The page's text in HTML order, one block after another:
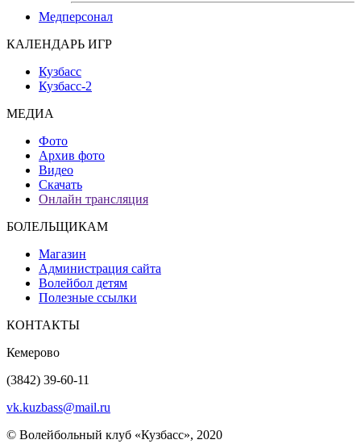
Медперсонал
КАЛЕНДАРЬ ИГР
Кузбасс
Кузбасс-2
МЕДИА
Фото
Архив фото
Видео
Скачать
Онлайн трансляция
БОЛЕЛЬЩИКАМ
Магазин
Администрация сайта
Волейбол детям
Полезные ссылки
КОНТАКТЫ
Кемерово
(3842) 39-60-11
vk.kuzbass@mail.ru
© Волейбольный клуб «Кузбасс», 2020